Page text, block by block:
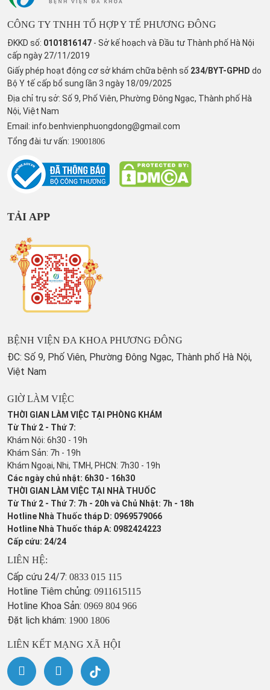
CÔNG TY TNHH TỔ HỢP Y TẾ PHƯƠNG ĐÔNG
ĐKKD số: 0101816147 - Sở kế hoạch và Đầu tư Thành phố Hà Nội
cấp ngày 27/11/2019
Giấy phép hoạt động cơ sở khám chữa bệnh số 234/BYT-GPHD do
Bộ Y tế cấp bổ sung lần 3 ngày 18/09/2025
Địa chỉ trụ sở: Số 9, Phố Viên, Phường Đông Ngạc, Thành phố Hà
Nội, Việt Nam
Email: info.benhvienphuongdong@gmail.com
Tổng đài tư vấn: 19001806
TẢI APP
BỆNH VIỆN ĐA KHOA PHƯƠNG ĐÔNG
ĐC: Số 9, Phố Viên, Phường Đông Ngạc, Thành phố Hà Nội,
Việt Nam
GIỜ LÀM VIỆC
THỜI GIAN LÀM VIỆC TẠI PHÒNG KHÁM
Từ Thứ 2 - Thứ 7:
Khám Nội: 6h30 - 19h
Khám Sản: 7h - 19h
Khám Ngoại, Nhi, TMH, PHCN: 7h30 - 19h
Các ngày chủ nhật: 6h30 - 16h30
THỜI GIAN LÀM VIỆC TẠI NHÀ THUỐC
Từ Thứ 2 - Thứ 7: 7h - 20h và Chủ Nhật: 7h - 18h
Hotline Nhà Thuốc tháp D: 0969579066
Hotline Nhà Thuốc tháp A: 0982424223
Cấp cứu: 24/24
LIÊN HỆ:
Cấp cứu 24/7: 0833 015 115
Hotline Tiêm chủng: 0911615115
Hotline Khoa Sản: 0969 804 966
Đặt lịch khám: 1900 1806
LIÊN KẾT MẠNG XÃ HỘI